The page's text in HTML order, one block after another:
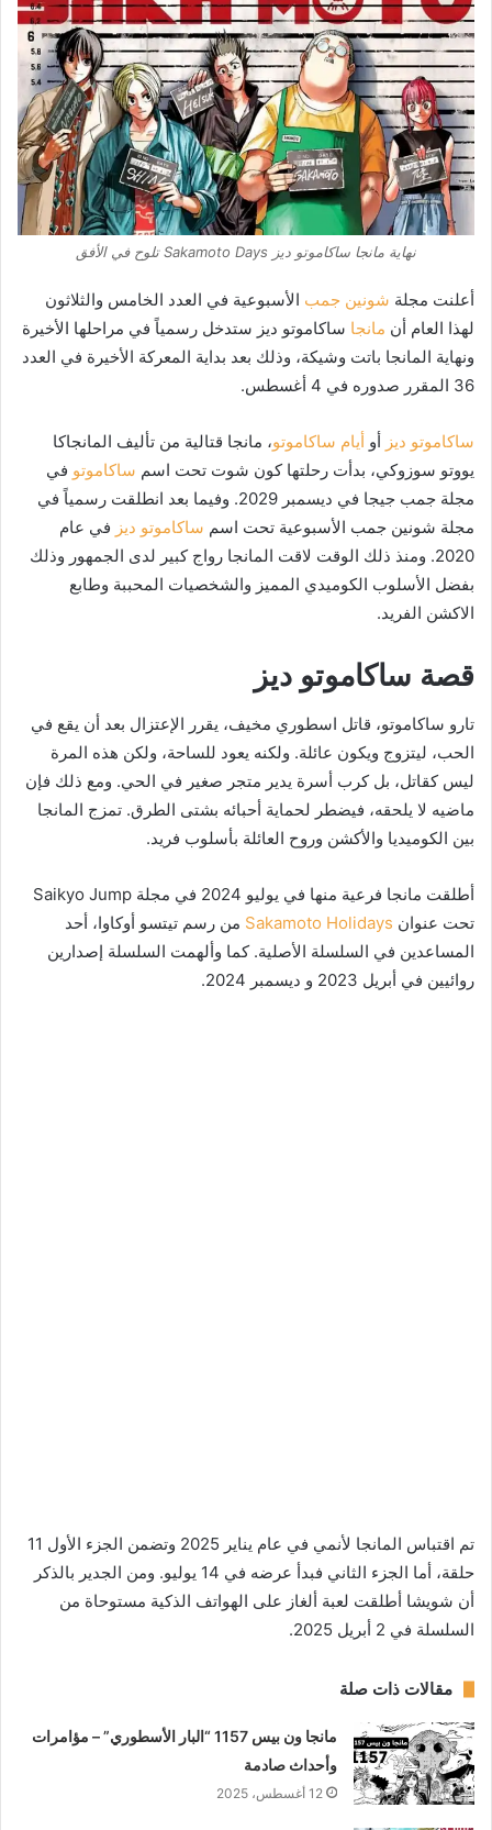
نهاية مانجا ساكاموتو ديز Sakamoto Days تلوح في الأفق
أعلنت مجلة شونين جمب الأسبوعية في العدد الخامس والثلاثون
لهذا العام أن مانجا ساكاموتو ديز ستدخل رسمياً في مراحلها الأخيرة
ونهاية المانجا باتت وشيكة، وذلك بعد بداية المعركة الأخيرة في العدد
36 المقرر صدوره في 4 أغسطس.
ساكاموتو ديز أو أيام ساكاموتو، مانجا قتالية من تأليف المانجاكا
يووتو سوزوكي، بدأت رحلتها كون شوت تحت اسم ساكاموتو في
مجلة جمب جيجا في ديسمبر 2029. وفيما بعد انطلقت رسمياً في
مجلة شونين جمب الأسبوعية تحت اسم ساكاموتو ديز في عام
2020. ومنذ ذلك الوقت لاقت المانجا رواج كبير لدى الجمهور وذلك
بفضل الأسلوب الكوميدي المميز والشخصيات المحببة وطابع
الاكشن الفريد.
قصة ساكاموتو ديز
تارو ساكاموتو، قاتل اسطوري مخيف، يقرر الإعتزال بعد أن يقع في
الحب، ليتزوج ويكون عائلة. ولكنه يعود للساحة، ولكن هذه المرة
ليس كقاتل، بل كرب أسرة يدير متجر صغير في الحي. ومع ذلك فإن
ماضيه لا يلحقه، فيضطر لحماية أحبائه بشتى الطرق. تمزج المانجا
بين الكوميديا والأكشن وروح العائلة بأسلوب فريد.
أطلقت مانجا فرعية منها في يوليو 2024 في مجلة Saikyo Jump
تحت عنوان Sakamoto Holidays من رسم تيتسو أوكاوا، أحد
المساعدين في السلسلة الأصلية. كما وألهمت السلسلة إصدارين
روائيين في أبريل 2023 و ديسمبر 2024.
تم اقتباس المانجا لأنمي في عام يناير 2025 وتضمن الجزء الأول 11
حلقة، أما الجزء الثاني فبدأ عرضه في 14 يوليو. ومن الجدير بالذكر
أن شويشا أطلقت لعبة ألغاز على الهواتف الذكية مستوحاة من
السلسلة في 2 أبريل 2025.
مقالات ذات صلة
مانجا ون بيس 1157 “البار الأسطوري” – مؤامرات
وأحداث صادمة
12 أغسطس، 2025